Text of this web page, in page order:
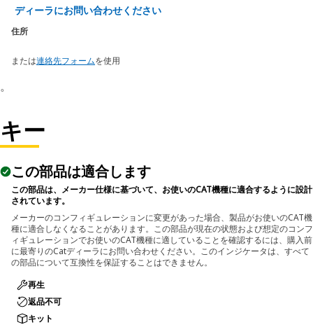
ディーラにお問い合わせください
住所
または連絡先フォームを使用
。
キー
この部品は適合します
この部品は、メーカー仕様に基づいて、お使いのCAT機種に適合するように設計
されています。
メーカーのコンフィギュレーションに変更があった場合、製品がお使いのCAT機
種に適合しなくなることがあります。この部品が現在の状態および想定のコンフ
ィギュレーションでお使いのCAT機種に適していることを確認するには、購入前
に最寄りのCatディーラにお問い合わせください。このインジケータは、すべて
の部品について互換性を保証することはできません。
再生
返品不可
キット